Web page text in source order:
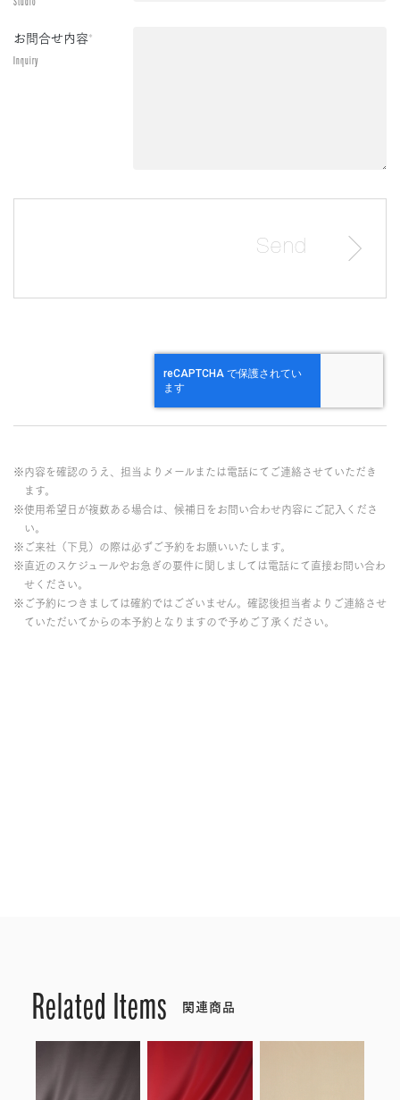
お問合せ内容*
Inquiry
※内容を確認のうえ、担当よりメールまたは電話にてご連絡させていただき
ます。
※使用希望日が複数ある場合は、候補日をお問い合わせ内容にご記入くださ
い。
※ご来社（下見）の際は必ずご予約をお願いいたします。
※直近のスケジュールやお急ぎの要件に関しましては電話にて直接お問い合わ
せください。
※ご予約につきましては確約ではございません。確認後担当者よりご連絡させ
ていただいてからの本予約となりますので予めご了承ください。
Related Items 関連商品